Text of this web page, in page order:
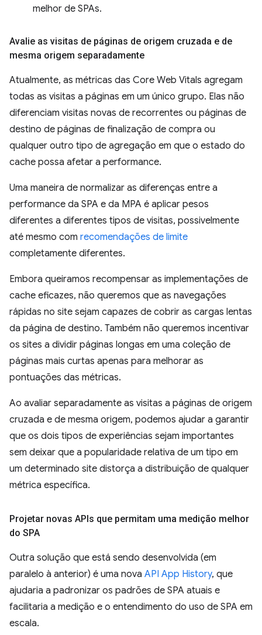
melhor de SPAs.
Avalie as visitas de páginas de origem cruzada e de
mesma origem separadamente
Atualmente, as métricas das Core Web Vitals agregam
todas as visitas a páginas em um único grupo. Elas não
diferenciam visitas novas de recorrentes ou páginas de
destino de páginas de finalização de compra ou
qualquer outro tipo de agregação em que o estado do
cache possa afetar a performance.
Uma maneira de normalizar as diferenças entre a
performance da SPA e da MPA é aplicar pesos
diferentes a diferentes tipos de visitas, possivelmente
até mesmo com recomendações de limite
completamente diferentes.
Embora queiramos recompensar as implementações de
cache eficazes, não queremos que as navegações
rápidas no site sejam capazes de cobrir as cargas lentas
da página de destino. Também não queremos incentivar
os sites a dividir páginas longas em uma coleção de
páginas mais curtas apenas para melhorar as
pontuações das métricas.
Ao avaliar separadamente as visitas a páginas de origem
cruzada e de mesma origem, podemos ajudar a garantir
que os dois tipos de experiências sejam importantes
sem deixar que a popularidade relativa de um tipo em
um determinado site distorça a distribuição de qualquer
métrica específica.
Projetar novas APIs que permitam uma medição melhor
do SPA
Outra solução que está sendo desenvolvida (em
paralelo à anterior) é uma nova API App History, que
ajudaria a padronizar os padrões de SPA atuais e
facilitaria a medição e o entendimento do uso de SPA em
escala.